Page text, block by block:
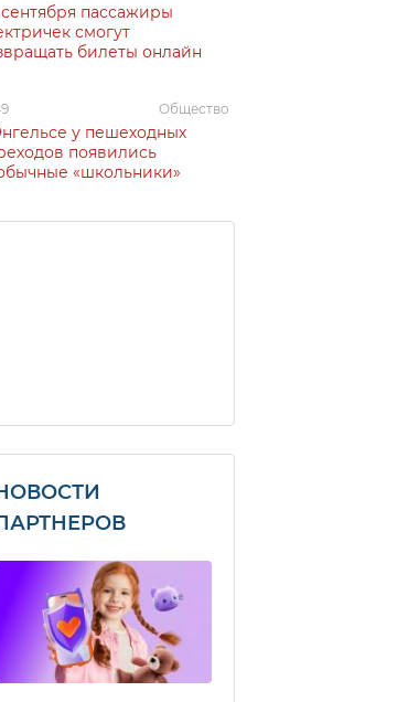
сентября пассажиры
смогут
билеты онлайн
Общество
у пешеходных
появились
«школьники»